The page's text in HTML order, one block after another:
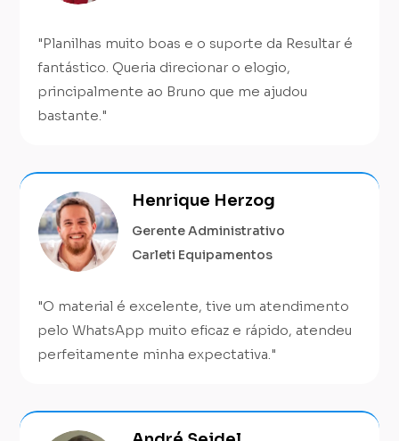
"Planilhas muito boas e o suporte da Resultar é
fantástico. Queria direcionar o elogio,
principalmente ao Bruno que me ajudou
bastante."
Henrique Herzog
Gerente Administrativo
Carleti Equipamentos
"O material é excelente, tive um atendimento
pelo WhatsApp muito eficaz e rápido, atendeu
perfeitamente minha expectativa."